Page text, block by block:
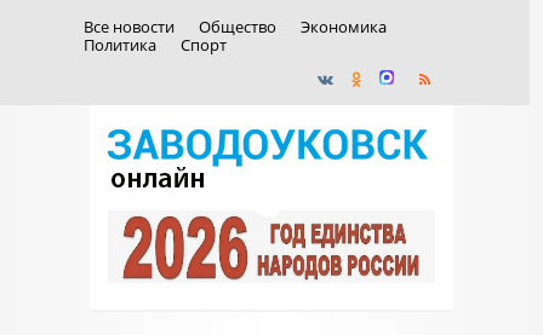
Все новости Общество
Экономика
Политика
Спорт